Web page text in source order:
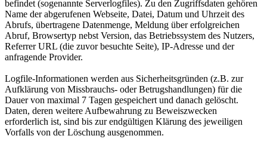
befindet (sogenannte Serverlogfiles). Zu den Zugriffsdaten gehören
Name der abgerufenen Webseite, Datei, Datum und Uhrzeit des
Abrufs, übertragene Datenmenge, Meldung über erfolgreichen
Abruf, Browsertyp nebst Version, das Betriebssystem des Nutzers,
Referrer URL (die zuvor besuchte Seite), IP-Adresse und der
anfragende Provider.
Logfile-Informationen werden aus Sicherheitsgründen (z.B. zur
Aufklärung von Missbrauchs- oder Betrugshandlungen) für die
Dauer von maximal 7 Tagen gespeichert und danach gelöscht.
Daten, deren weitere Aufbewahrung zu Beweiszwecken
erforderlich ist, sind bis zur endgültigen Klärung des jeweiligen
Vorfalls von der Löschung ausgenommen.